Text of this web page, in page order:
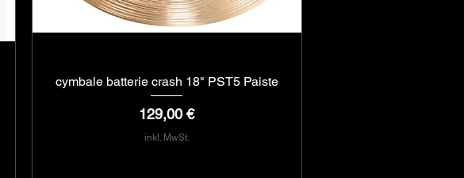
Schnellansicht
cymbale batterie crash 18" PST5 Paiste
Preis
129,00 €
inkl. MwSt.